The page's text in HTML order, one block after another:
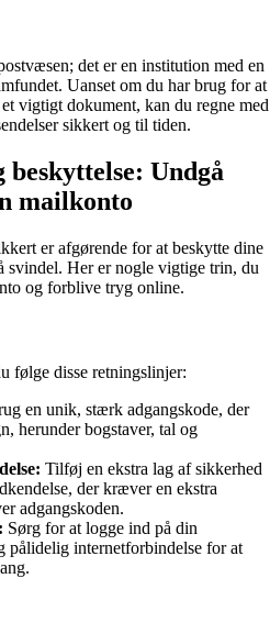
det er en institution med en
Uanset om du har brug for at
vigtigt dokument, kan du regne med
sikkert og til tiden.
Undgå
mailkonto
er afgørende for at beskytte dine
svindel. Her er nogle vigtige trin, du
og forblive tryg online.
følge disse retningslinjer:
en unik, stærk adgangskode, der
herunder bogstaver, tal og
Tilføj en ekstra lag af sikkerhed
der kræver en ekstra
adgangskoden.
Sørg for at logge ind på din
pålidelig internetforbindelse for at